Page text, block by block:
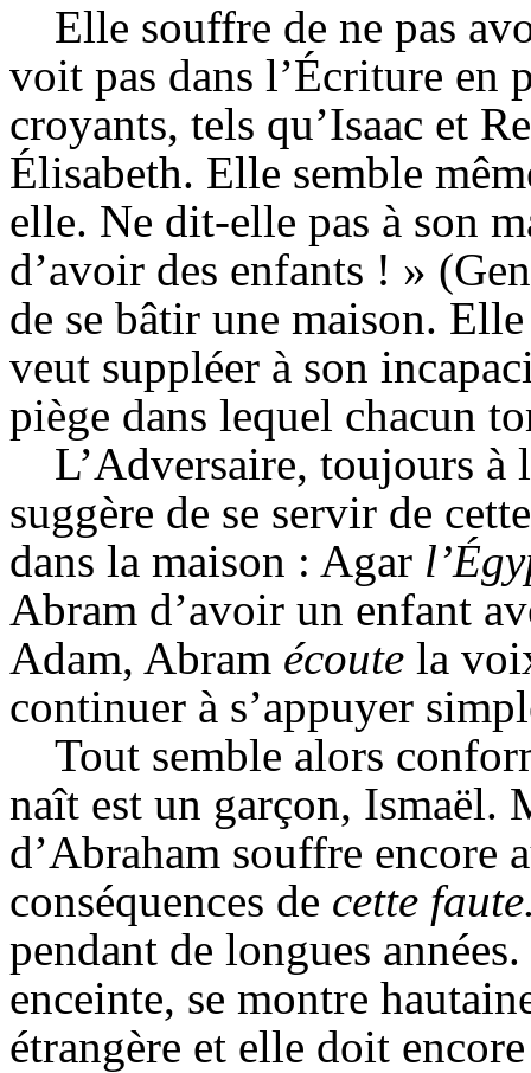
Elle souffre de ne pas
voit pas dans l’Écriture en
croyants, tels qu’Isaac et
Élisabeth. Elle semble
elle. Ne dit-elle pas à son
d’avoir des enfants ! » (Gen
de se bâtir une maison.
veut suppléer à son
piège dans lequel chacun
L’Adversaire, toujours à
suggère de se servir de
dans la maison : Agar
Abram d’avoir un enfant
Adam, Abram écoute la
continuer à s’appuyer
Tout semble alors
naît est un garçon, Ismaël.
d’Abraham souffre encore
conséquences de cette
pendant de longues
enceinte, se montre
étrangère et elle doit